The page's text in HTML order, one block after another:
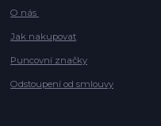
O nás
Jak nakupovat
Puncovní značky
Odstoupení od smlouvy